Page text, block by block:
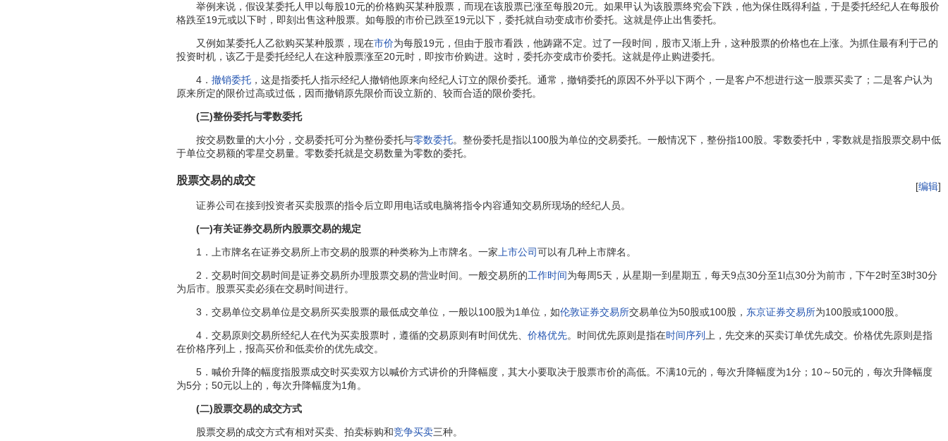
举例来说，假设某委托人甲以每股10元的价格购买某种股票，而现在该股票已涨至每股20元。如果甲认为该股票终究会下跌，他为保住既得利益，于是委托经纪人在每股价
格跌至19元或以下时，即刻出售这种股票。如每股的市价已跌至19元以下，委托就自动变成市价委托。这就是停止出售委托。
又例如某委托人乙欲购买某种股票，现在市价为每股19元，但由于股市看跌，他踌躇不定。过了一段时间，股市又渐上升，这种股票的价格也在上涨。为抓住最有利于己的
投资时机，该乙于是委托经纪人在这种股票涨至20元时，即按市价购进。这时，委托亦变成市价委托。这就是停止购进委托。
4． 撤销委托 ，这是指委托人指示经纪人撤销他原来向经纪人订立的限价委托。通常，撤销委托的原因不外乎以下两个，一是客户不想进行这一股票买卖了；二是客户认为
原来所定的限价过高或过低，因而撤销原先限价而设立新的、较而合适的限价委托。
(三)整份委托与零数委托
按交易数量的大小分，交易委托可分为整份委托与零数委托。整份委托是指以100股为单位的交易委托。一般情况下，整份指100股。零数委托中，零数就是指股票交易中低
于单位交易额的零星交易量。零数委托就是交易数量为零数的委托。
[编辑]
股票交易的成交
证券公司在接到投资者买卖股票的指令后立即用电话或电脑将指令内容通知交易所现场的经纪人员。
(一)有关证券交易所内股票交易的规定
1．上市牌名在证券交易所上市交易的股票的种类称为上市牌名。一家 上市公司可以有几种上市牌名。
2．交易时间交易时间是证券交易所办理股票交易的营业时间。一般交易所的工作时间为每周5天，从星期一到星期五，每天9点30分至1l点30分为前市，下午2时至3时30分
为后市。股票买卖必须在交易时间进行。
3．交易单位交易单位是交易所买卖股票的最低成交单位，一般以100股为1单位，如伦敦证券交易所交易单位为50股或100股， 东京证券交易所为100股或1000股。
4．交易原则交易所经纪人在代为买卖股票时，遵循的交易原则有时间优先、 价格优先。时间优先原则是指在时间序列
上，先交来的买卖订单优先成交。价格优先原则是指
在价格序列上，报高买价和低卖价的优先成交。
5．喊价升降的幅度指股票成交时买卖双方以喊价方式讲价的升降幅度，其大小要取决于股票市价的高低。不满10元的，每次升降幅度为1分；10～50元的，每次升降幅度
为5分；50元以上的，每次升降幅度为1角。
(二)股票交易的成交方式
股票交易的成交方式有相对买卖、拍卖标购和竞争买卖三种。